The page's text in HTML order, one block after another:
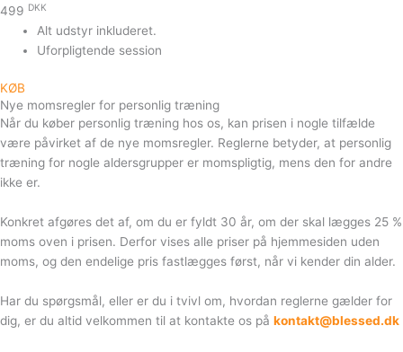
499 DKK
Alt udstyr inkluderet.
Uforpligtende session
KØB
Nye momsregler for personlig træning
Når du køber personlig træning hos os, kan prisen i nogle tilfælde
være påvirket af de nye momsregler. Reglerne betyder, at personlig
træning for nogle aldersgrupper er momspligtig, mens den for andre
ikke er.
Konkret afgøres det af, om du er fyldt 30 år, om der skal lægges 25 %
moms oven i prisen. Derfor vises alle priser på hjemmesiden uden
moms, og den endelige pris fastlægges først, når vi kender din alder.
Har du spørgsmål, eller er du i tvivl om, hvordan reglerne gælder for
dig, er du altid velkommen til at kontakte os på kontakt@blessed.dk